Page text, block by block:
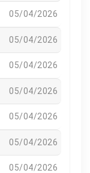
05/04/2026
05/04/2026
05/04/2026
05/04/2026
05/04/2026
05/04/2026
05/04/2026